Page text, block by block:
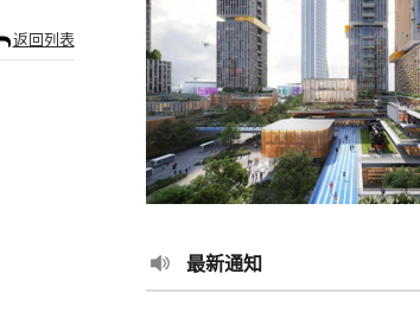
返回列表
最新通知